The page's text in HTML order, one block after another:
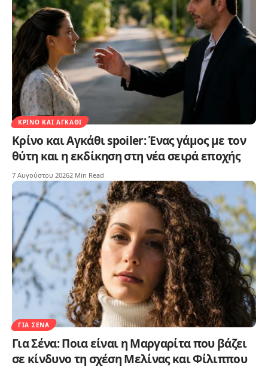
ΚΡΊΝΟ ΚΑΙ ΑΓΚΆΘΙ
Κρίνο και Αγκάθι spoiler: Ένας γάμος με τον
θύτη και η εκδίκηση στη νέα σειρά εποχής
7 Αυγούστου 20262 Min Read
ΓΙΑ ΣΈΝΑ
Για Σένα: Ποια είναι η Μαργαρίτα που βάζει
σε κίνδυνο τη σχέση Μελίνας και Φίλιππου